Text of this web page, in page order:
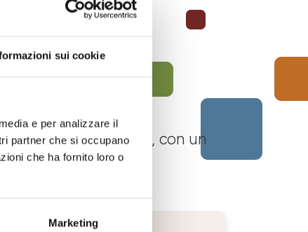
sui cookie
e per analizzare il
partner che si occupano
che ha fornito loro o
Marketing
Monferrato Roero, con un